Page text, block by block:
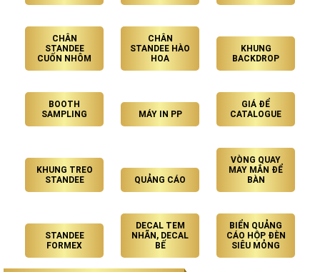
CHÂN
STANDEE
CUỐN NHÔM
CHÂN
STANDEE HÀO
HOA
KHUNG
BACKDROP
BOOTH
SAMPLING
MÁY IN PP
GIÁ ĐỂ
CATALOGUE
KHUNG TREO
STANDEE
QUẢNG CÁO
VÒNG QUAY
MAY MẮN ĐỂ
BÀN
STANDEE
FORMEX
DECAL TEM
NHÃN, DECAL
BẾ
BIỂN QUẢNG
CÁO HỘP ĐÈN
SIÊU MỎNG